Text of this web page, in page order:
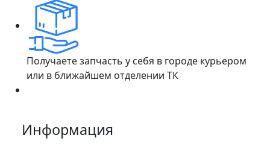
Получаете запчасть у себя в городе курьером
или в ближайшем отделении ТК
Информация